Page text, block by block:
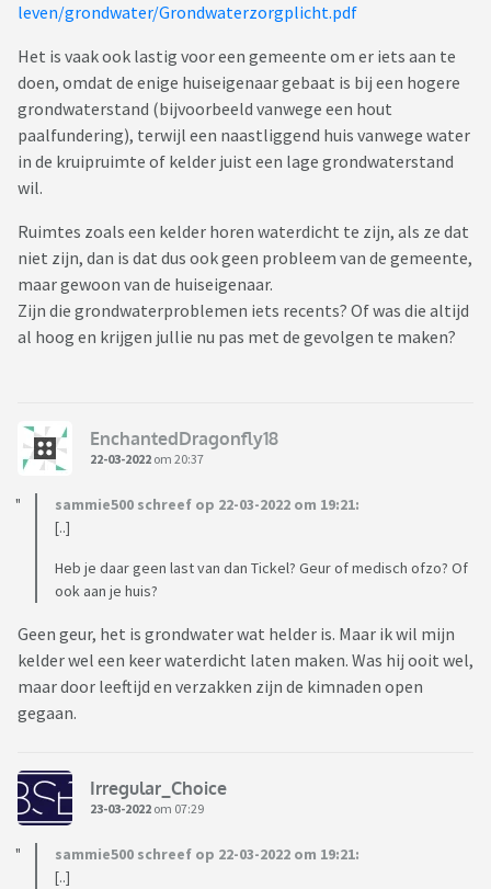
leven/grondwater/Grondwaterzorgplicht.pdf
Het is vaak ook lastig voor een gemeente om er iets aan te
doen, omdat de enige huiseigenaar gebaat is bij een hogere
grondwaterstand (bijvoorbeeld vanwege een hout
paalfundering), terwijl een naastliggend huis vanwege water
in de kruipruimte of kelder juist een lage grondwaterstand
wil.
Ruimtes zoals een kelder horen waterdicht te zijn, als ze dat
niet zijn, dan is dat dus ook geen probleem van de gemeente,
maar gewoon van de huiseigenaar.
Zijn die grondwaterproblemen iets recents? Of was die altijd
al hoog en krijgen jullie nu pas met de gevolgen te maken?
EnchantedDragonfly18
22-03-2022 om 20:37
sammie500 schreef op 22-03-2022 om 19:21:
[..]
Heb je daar geen last van dan Tickel? Geur of medisch ofzo? Of
ook aan je huis?
Geen geur, het is grondwater wat helder is. Maar ik wil mijn
kelder wel een keer waterdicht laten maken. Was hij ooit wel,
maar door leeftijd en verzakken zijn de kimnaden open
gegaan.
Irregular_Choice
23-03-2022 om 07:29
sammie500 schreef op 22-03-2022 om 19:21:
[..]